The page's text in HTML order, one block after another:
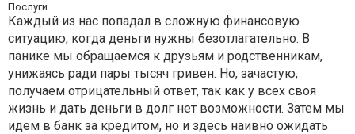
Послуги
Каждый из нас попадал в сложную финансовую
ситуацию, когда деньги нужны безотлагательно. В
панике мы обращаемся к друзьям и родственникам,
унижаясь ради пары тысяч гривен. Но, зачастую,
получаем отрицательный ответ, так как у всех своя
жизнь и дать деньги в долг нет возможности. Затем мы
идем в банк за кредитом, но и здесь наивно ожидать